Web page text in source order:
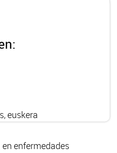
euskera
enfermedades